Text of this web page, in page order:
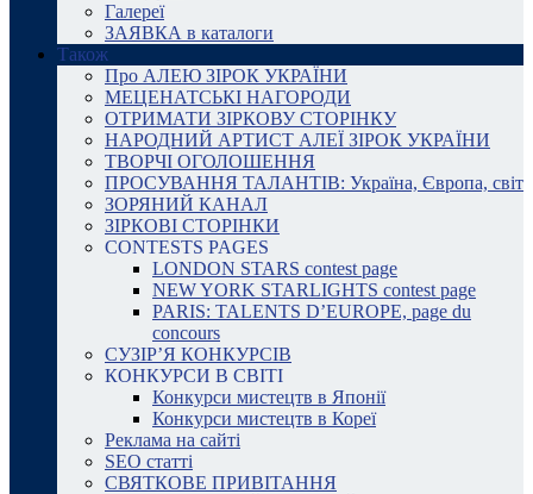
Галереї
ЗАЯВКА в каталоги
Також
Про АЛЕЮ ЗІРОК УКРАЇНИ
МЕЦЕНАТСЬКІ НАГОРОДИ
ОТРИМАТИ ЗІРКОВУ СТОРІНКУ
НАРОДНИЙ АРТИСТ АЛЕЇ ЗІРОК УКРАЇНИ
ТВОРЧІ ОГОЛОШЕННЯ
ПРОСУВАННЯ ТАЛАНТІВ: Україна, Європа, світ
ЗОРЯНИЙ КАНАЛ
ЗІРКОВІ СТОРІНКИ
CONTESTS PAGES
LONDON STARS contest page
NEW YORK STARLIGHTS contest page
PARIS: TALENTS D’EUROPE, page du
concours
СУЗІР’Я КОНКУРСІВ
КОНКУРСИ В СВІТІ
Конкурси мистецтв в Японії
Конкурси мистецтв в Кореї
Реклама на сайті
SEO статті
СВЯТКОВЕ ПРИВІТАННЯ